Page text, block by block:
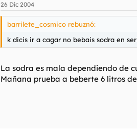
26 Dic 2004
barrilete_cosmico rebuznó:
k dicis ir a cagar no bebais sodra en
La sodra es mala dependiendo de
Mañana prueba a beberte 6 litros